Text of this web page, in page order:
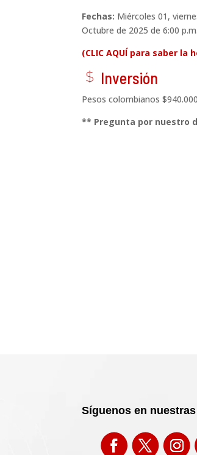
ar
he
ar
t
ic
on
Fechas: Miércoles 01,
Octubre de 2025 de 6:00
(CLIC AQUÍ para saber la
do
lla
r
Inversión
Pesos colombianos
** Pregunta por nuestro
Síguenos en